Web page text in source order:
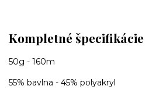
Kompletné špecifikácie
50g - 160m
55% bavlna - 45% polyakryl